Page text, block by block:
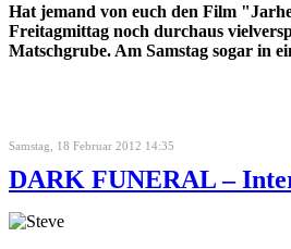
Hat jemand von euch den Film
Freitagmittag noch durchaus
Matschgrube. Am Samstag sogar in
Samstag, 18 Februar 2012 14:35
DARK FUNERAL –